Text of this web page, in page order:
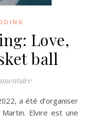
Love,
ball
Elvire est une